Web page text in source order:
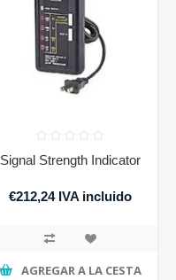
Signal Strength Indicator
€212,24 IVA incluido
AGREGAR A LA CESTA